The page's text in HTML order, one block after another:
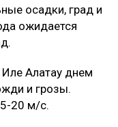
осадки, град и
ожидается
Иле Алатау днем
и грозы.
20 м/с.